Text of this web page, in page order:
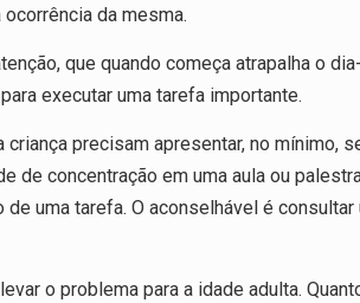
da mesma.
que quando começa atrapalha o
executar uma tarefa importante.
precisam apresentar, no mínimo,
de concentração em uma aula ou
uma tarefa. O aconselhável é consultar
o problema para a idade adulta.